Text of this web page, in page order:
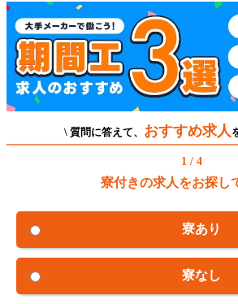
\ 質問に答えて、 おすすめ求人
1 / 4
寮付きの求人をお探し
寮あり
寮なし